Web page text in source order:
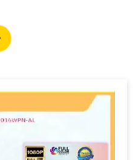
đến Camera Kbvision -
đầu với công nghệ hiện
năng thông minh như
và khả năng kết nối
chiết khấu cao và bảo vệ